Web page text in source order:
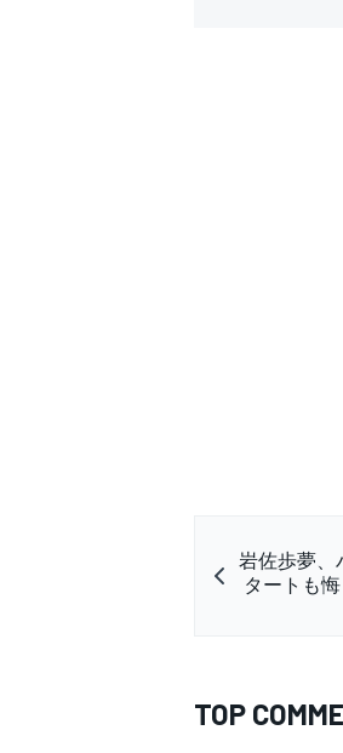
岩佐歩夢、
タートも
TOP